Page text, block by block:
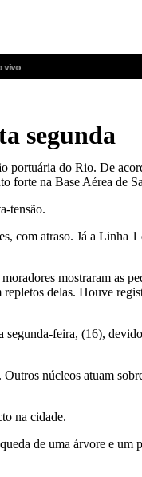
segunda
portuária do Rio. De
forte na Base Aérea de
tensão.
com atraso. Já a Linha
mostraram as
delas. Houve
feira, (16),
núcleos atuam
na cidade.
de uma árvore e um